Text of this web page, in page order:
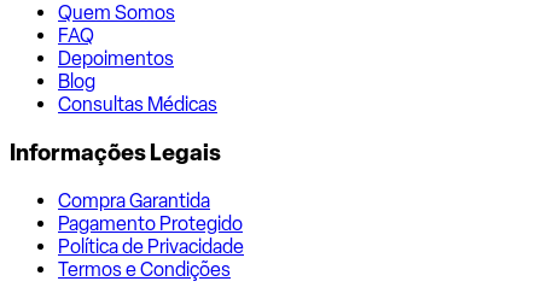
Quem Somos
FAQ
Depoimentos
Blog
Consultas Médicas
Informações Legais
Compra Garantida
Pagamento Protegido
Política de Privacidade
Termos e Condições